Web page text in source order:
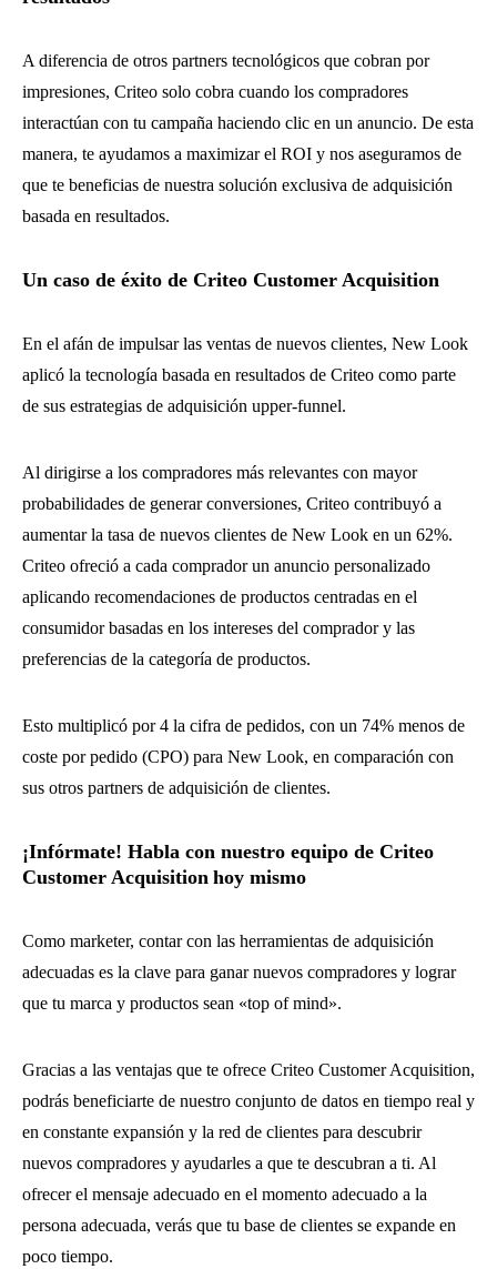
A diferencia de otros partners tecnológicos que cobran por
impresiones, Criteo solo cobra cuando los compradores
interactúan con tu campaña haciendo clic en un anuncio. De esta
manera, te ayudamos a maximizar el ROI y nos aseguramos de
que te beneficias de nuestra solución exclusiva de adquisición
basada en resultados.
Un caso de éxito de Criteo Customer Acquisition
En el afán de impulsar las ventas de nuevos clientes, New Look
aplicó la tecnología basada en resultados de Criteo como parte
de sus estrategias de adquisición upper-funnel.
Al dirigirse a los compradores más relevantes con mayor
probabilidades de generar conversiones, Criteo contribuyó a
aumentar la tasa de nuevos clientes de New Look en un 62%.
Criteo ofreció a cada comprador un anuncio personalizado
aplicando recomendaciones de productos centradas en el
consumidor basadas en los intereses del comprador y las
preferencias de la categoría de productos.
Esto multiplicó por 4 la cifra de pedidos, con un 74% menos de
coste por pedido (CPO) para New Look, en comparación con
sus otros partners de adquisición de clientes.
¡Infórmate! Habla con nuestro equipo de Criteo
Customer Acquisition hoy mismo
Como marketer, contar con las herramientas de adquisición
adecuadas es la clave para ganar nuevos compradores y lograr
que tu marca y productos sean «top of mind».
Gracias a las ventajas que te ofrece Criteo Customer Acquisition,
podrás beneficiarte de nuestro conjunto de datos en tiempo real y
en constante expansión y la red de clientes para descubrir
nuevos compradores y ayudarles a que te descubran a ti. Al
ofrecer el mensaje adecuado en el momento adecuado a la
persona adecuada, verás que tu base de clientes se expande en
poco tiempo.